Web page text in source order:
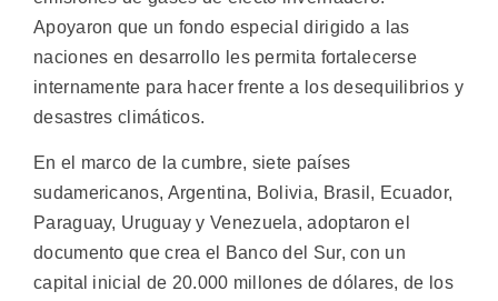
Apoyaron que un fondo especial dirigido a las
naciones en desarrollo les permita fortalecerse
internamente para hacer frente a los desequilibrios y
desastres climáticos.
En el marco de la cumbre, siete países
sudamericanos, Argentina, Bolivia, Brasil, Ecuador,
Paraguay, Uruguay y Venezuela, adoptaron el
documento que crea el Banco del Sur, con un
capital inicial de 20.000 millones de dólares, de los